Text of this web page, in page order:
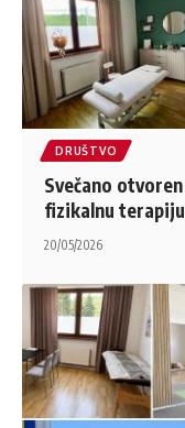
DRUŠTVO
Svečano
fizikalnu
20/05/2026